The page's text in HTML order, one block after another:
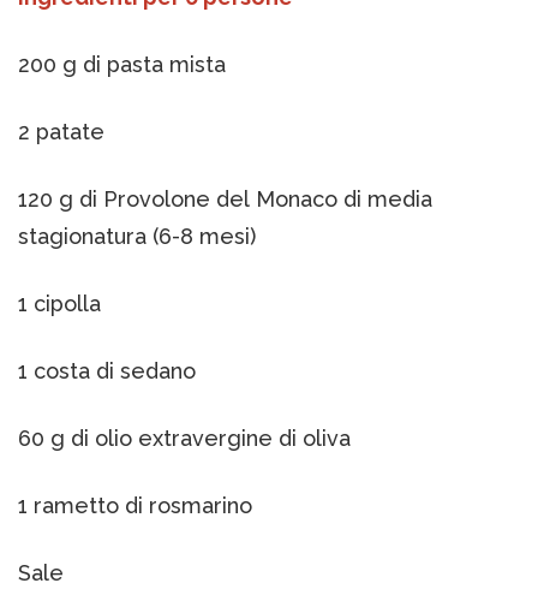
200 g di pasta mista
2 patate
120 g di Provolone del Monaco di media
stagionatura (6-8 mesi)
1 cipolla
1 costa di sedano
60 g di olio extravergine di oliva
1 rametto di rosmarino
Sale